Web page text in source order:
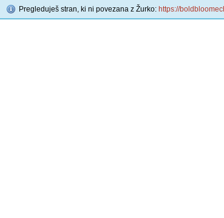
Pregleduješ stran, ki ni povezana z Žurko: https://